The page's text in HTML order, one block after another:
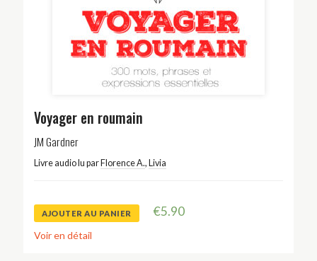
Voyager en roumain
JM Gardner
Livre audio lu par Florence A., Livia
AJOUTER AU PANIER €5.90
Voir en détail